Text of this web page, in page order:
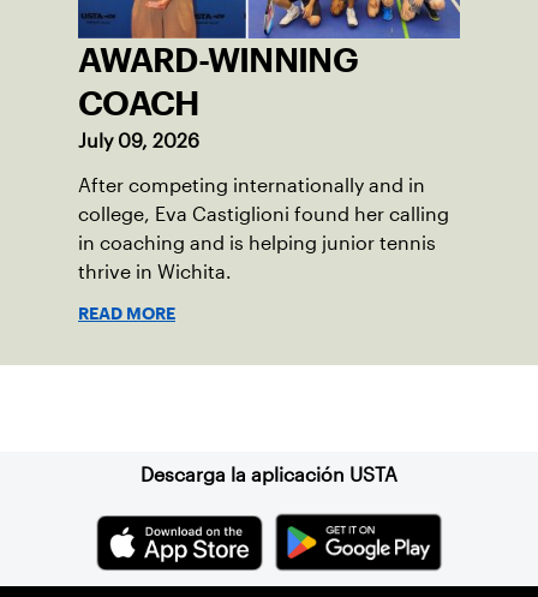
AWARD-WINNING
COACH
July 09, 2026
After competing internationally and in
college, Eva Castiglioni found her calling
in coaching and is helping junior tennis
thrive in Wichita.
READ MORE
Descarga la aplicación USTA